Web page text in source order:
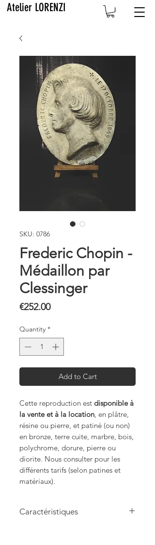
Atelier LORENZI
SKU: 0786
Frederic Chopin -
Médaillon par
Clessinger
€252.00Price
Quantity *
Add to Cart
Cette reproduction est disponible à
la vente et à la location, en plâtre,
résine ou pierre, et patiné (ou non)
en bronze, terre cuite, marbre, bois,
polychrome, dorure, pierre ou
diorite. Nous consulter pour les
différents tarifs (selon patines et
matériaux).
Caractéristiques